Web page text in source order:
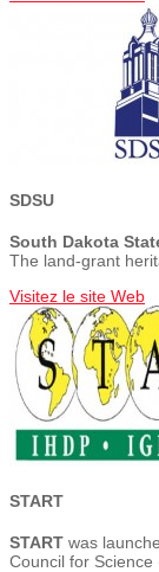
SDSU
South Dakota
The land-grant
Visitez le site Web
START
START was
Council for Science